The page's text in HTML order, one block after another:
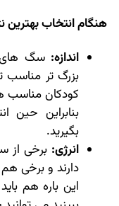
هنگام انتخاب بهترین
اندازه: سگ های
بزرگ تر
کودکان مناسب
بنابراین حین
بگیرید.
انرژی: برخی
دارند و برخی
این باره هم